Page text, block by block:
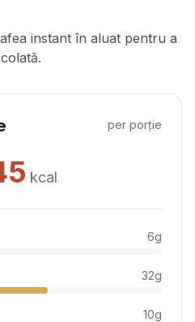
instant în aluat pentru a
per porție
kcal
6g
32g
10g